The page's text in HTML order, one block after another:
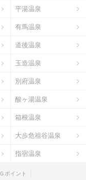
平湯温泉
有馬温泉
道後温泉
玉造温泉
別府温泉
酸ヶ湯温泉
箱根温泉
大歩危祖谷温泉
指宿温泉
Ｇポイント